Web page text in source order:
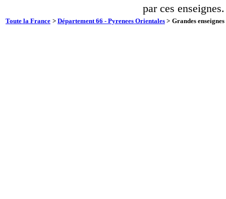
par ces enseignes.
Toute la France > Département 66 - Pyrenees Orientales > Grandes